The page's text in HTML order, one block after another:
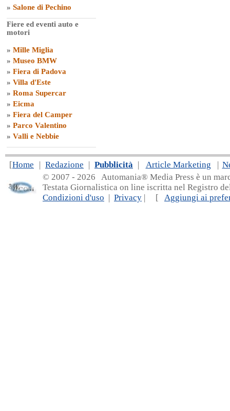
» Salone di Pechino
Fiere ed eventi auto e
motori
» Mille Miglia
» Museo BMW
» Fiera di Padova
» Villa d'Este
» Roma Supercar
» Eicma
» Fiera del Camper
» Parco Valentino
» Valli e Nebbie
[Home | Redazione | Pubblicità | Article Marketing |
© 2007 - 2026 Automania® Media Press è un
Testata Giornalistica on line iscritta nel Registro
Condizioni d'uso | Privacy | [ Aggiungi ai